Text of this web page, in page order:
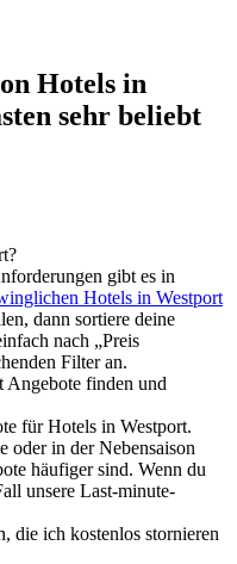
Hotels in
sehr beliebt
gibt es in
Hotels in Westport
dann sortiere deine
nach „Preis
Filter an.
Angebote finden und
für Hotels in Westport.
oder in der Nebensaison
häufiger sind. Wenn du
unsere Last-minute-
die ich kostenlos stornieren